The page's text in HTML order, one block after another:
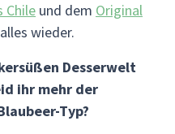
Chile und dem Original
wieder.
Desserwelt
ihr mehr der
Typ?